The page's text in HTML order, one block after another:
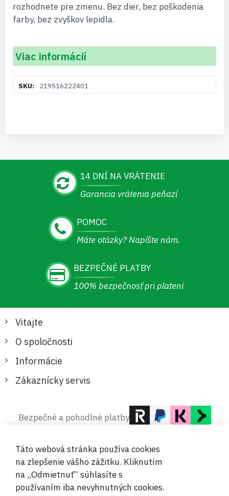
rozhodnete pre zmenu. Bez dier, bez poškodenia
farby, bez zvyškov lepidla.
Viac informácií
informácií219516222401
14 DNÍ NA VRÁTENIE
Garancia vrátenia peňazí
POMOC
Máte otázky? Napíšte nám.
BEZPEČNÉ PLATBY
100% bezpečnosť pri platení
Vitajte
O spoločnosti
Informácie
Zákaznícky servis
Bezpečné a pohodlné platby
© 2019-2026 Megamix s.r.o.
Táto webová stránka používa cookies
na zlepšenie vášho zážitku. Kliknutím
na „Odmietnuť“ súhlasíte s
používaním iba nevyhnutných cookies.